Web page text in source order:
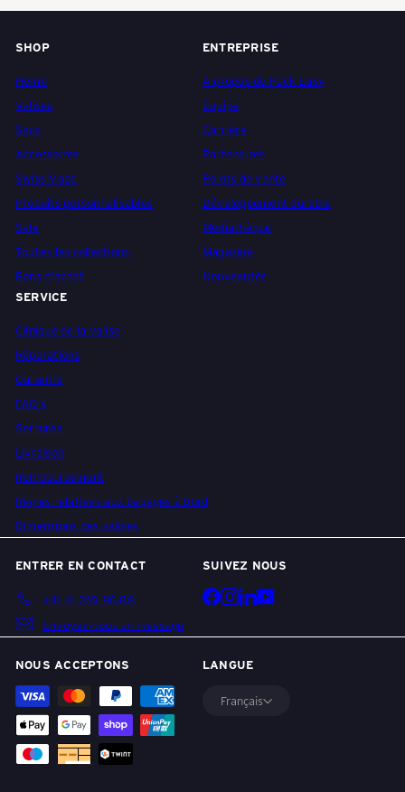
Y
-
S
c
h
w
e
i
z
e
r
R
e
SHOP
Home
Valises
Sacs
Accessoires
Swiss Made
Produits personnalisables
Sale
Toutes les collections
Bons d'achat
ENTREPRISE
À propos de Pack Easy
Équipe
Carrière
Partenaires
Points de vente
Développement durable
Médiathèque
Magazine
Nouveautés
SERVICE
Clinique de la valise
Réparations
Garantie
FAQ's
Serrures
Livraison
Remboursement
Règles relatives aux bagages à bord
Dimensions des valises
ENTRER EN CONTACT
+41 41 269 80 88
Envoyez-nous un message
SUIVEZ NOUS
Facebook
Instagram
LinkedIn
YouTube
NOUS ACCEPTONS LANGUE
Français